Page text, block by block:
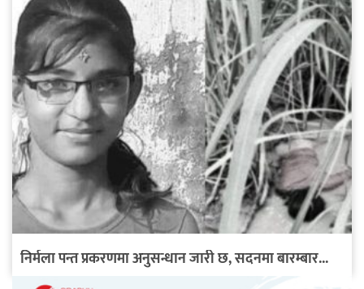
निर्मला पन्त प्रकरणमा अनुसन्धान जारी छ, सदनमा बारम्बार...